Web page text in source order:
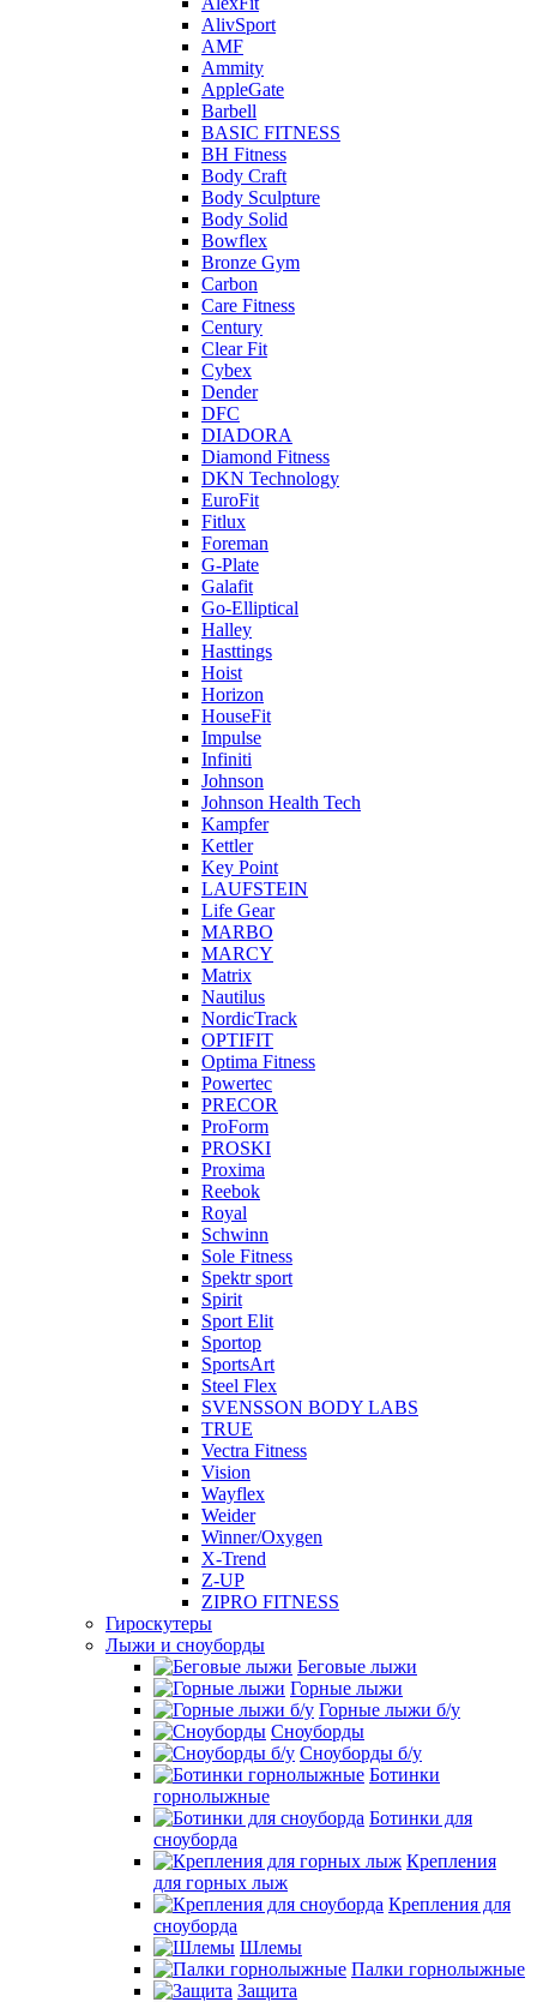
AlivSport
AMF
Ammity
AppleGate
Barbell
BASIC FITNESS
BH Fitness
Body Craft
Body Sculpture
Body Solid
Bowflex
Bronze Gym
Carbon
Care Fitness
Century
Clear Fit
Cybex
Dender
DFC
DIADORA
Diamond Fitness
DKN Technology
EuroFit
Fitlux
Foreman
G-Plate
Galafit
Go-Elliptical
Halley
Hasttings
Hoist
Horizon
HouseFit
Impulse
Infiniti
Johnson
Johnson Health Tech
Kampfer
Kettler
Key Point
LAUFSTEIN
Life Gear
MARBO
MARCY
Matrix
Nautilus
NordicTrack
OPTIFIT
Optima Fitness
Powertec
PRECOR
ProForm
PROSKI
Proxima
Reebok
Royal
Schwinn
Sole Fitness
Spektr sport
Spirit
Sport Elit
Sportop
SportsArt
Steel Flex
SVENSSON BODY LABS
TRUE
Vectra Fitness
Vision
Wayflex
Weider
Winner/Oxygen
X-Trend
Z-UP
ZIPRO FITNESS
Гироскутеры
Лыжи и сноуборды
Беговые лыжи
Горные лыжи
Горные лыжи б/у
Сноуборды
Сноуборды б/у
Ботинки
горнолыжные
Ботинки для
сноуборда
Крепления
для горных лыж
Крепления для
сноуборда
Шлемы
Палки горнолыжные
Защита